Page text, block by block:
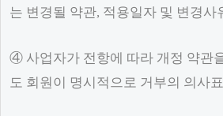
는 변경될 약관, 적용일자 및 변경
④ 사업자가 전항에 따라 개정 약관
도 회원이 명시적으로 거부의 의사